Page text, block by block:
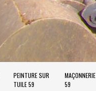
PEINTURE SUR
TUILE 59
MAÇONNERIE
59